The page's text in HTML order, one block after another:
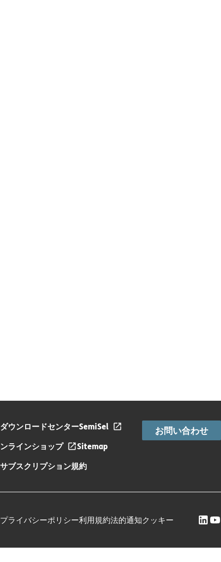
ダウンロードセンターSemiSel
ンラインショップ
Sitemap
サブスクリプション規約
お問い合わせ
プライバシーポリシー利用規約法的通知クッキー